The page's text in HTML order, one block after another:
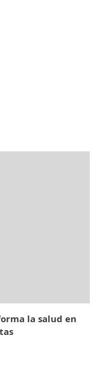
la salud en